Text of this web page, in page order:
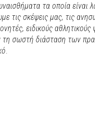
τα οποία είναι
τις σκέψεις μας, τις
ειδικούς
σωστή διάσταση των